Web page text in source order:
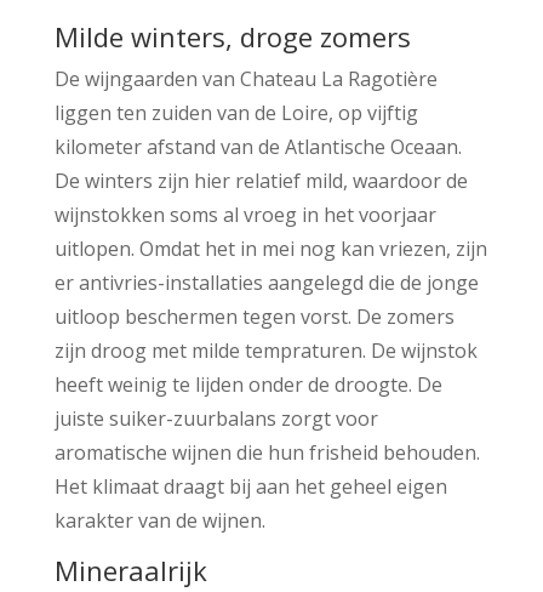
Milde winters, droge zomers
De wijngaarden van Chateau La Ragotière
liggen ten zuiden van de Loire, op vijftig
kilometer afstand van de Atlantische Oceaan.
De winters zijn hier relatief mild, waardoor de
wijnstokken soms al vroeg in het voorjaar
uitlopen. Omdat het in mei nog kan vriezen, zijn
er antivries-installaties aangelegd die de jonge
uitloop beschermen tegen vorst. De zomers
zijn droog met milde tempraturen. De wijnstok
heeft weinig te lijden onder de droogte. De
juiste suiker-zuurbalans zorgt voor
aromatische wijnen die hun frisheid behouden.
Het klimaat draagt bij aan het geheel eigen
karakter van de wijnen.
Mineraalrijk